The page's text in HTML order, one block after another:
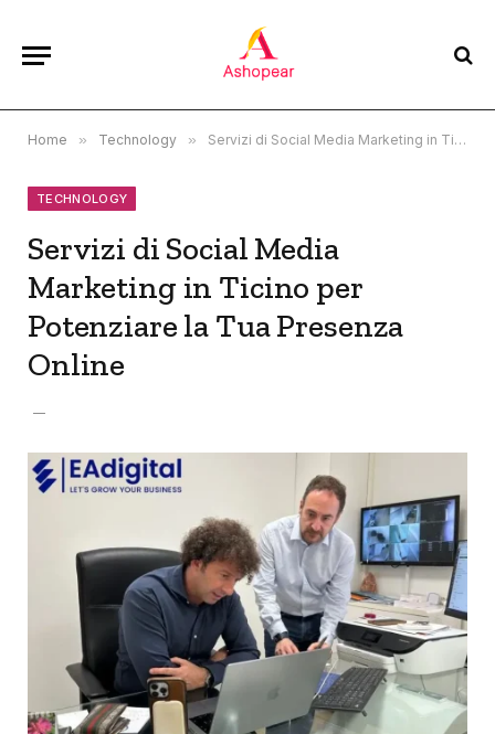
Home » Technology » Servizi di Social Media Marketing in Ticino per Potenziare la Tua Presenza Online
TECHNOLOGY
Servizi di Social Media
Marketing in Ticino per
Potenziare la Tua Presenza
Online